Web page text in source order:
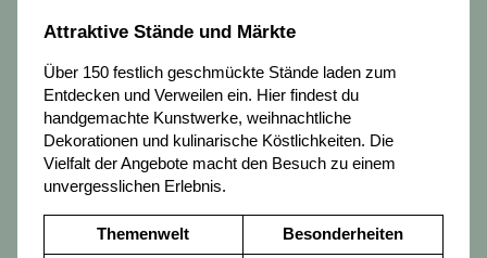
Attraktive Stände und Märkte
Über 150 festlich geschmückte Stände laden zum
Entdecken und Verweilen ein. Hier findest du
handgemachte Kunstwerke, weihnachtliche
Dekorationen und kulinarische Köstlichkeiten. Die
Vielfalt der Angebote macht den Besuch zu einem
unvergesslichen Erlebnis.
Themenwelt Besonderheiten